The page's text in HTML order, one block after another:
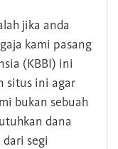
jika anda
kami pasang
(KBBI) ini
situs ini agar
bukan sebuah
dana
segi